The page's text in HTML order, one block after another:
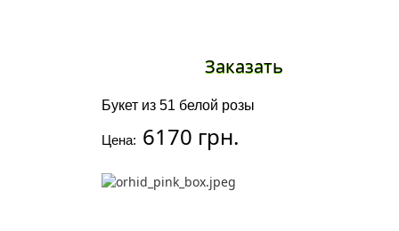
Букет из 51 белой розы
Цена: 6170 грн.
Заказать